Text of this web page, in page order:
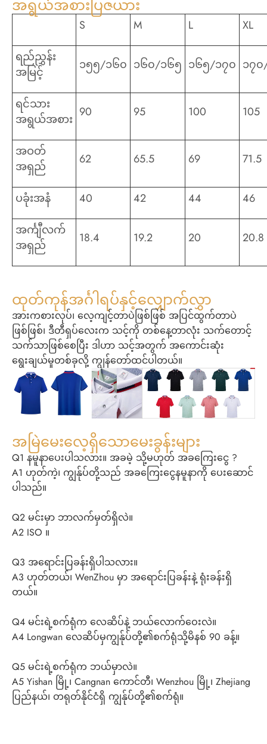
အရွယ်အစားပြဇယား
S M L XL
ရည်ညွှန်း
အမြင့်
၁၅၅/၁၆၀ ၁၆၀/၁၆၅ ၁၆၅/၁၇၀ ၁၇
ရင်သား
အရွယ်အစား 90 95 100 105
အဝတ်
အရှည်
62 65.5 69 71.5
ပခုံးအနံ 40 42 44 46
အင်္ကျီလက်
အရှည်
18.4 19.2 20 20.8
ထုတ်ကုန်အင်္ဂါရပ်နှင့်လျှောက်လွှာ
အားကစားလုပ်၊ လေ့ကျင့်တာပဲဖြစ်ဖြစ် အပြင်ထွက်တာပဲ
ဖြစ်ဖြစ်၊ ဒီတီရှပ်လေးက သင့်ကို တစ်နေ့တာလုံး သက်တောင့်
သက်သာဖြစ်စေပြီး ဒါဟာ သင့်အတွက် အကောင်းဆုံး
ရွေးချယ်မှုတစ်ခုလို့ ကျွန်တော်ထင်ပါတယ်။
အမြဲမေးလေ့ရှိသောမေးခွန်းများ
Q1 နမူနာပေးပါသလား။ အခမဲ့ သို့မဟုတ် အခကြေးငွေ ?
A1 ဟုတ်ကဲ့၊ ကျွန်ုပ်တို့သည် အခကြေးငွေနမူနာကို ပေးဆောင်
ပါသည်။
Q2 မင်းမှာ ဘာလက်မှတ်ရှိလဲ။
A2 ISO ။
Q3 အရောင်းပြခန်းရှိပါသလား။
A3 ဟုတ်တယ်၊ WenZhou မှာ အရောင်းပြခန်းနဲ့ ရုံးခန်းရှိ
တယ်။
Q4 မင်းရဲ့စက်ရုံက လေဆိပ်နဲ့ ဘယ်လောက်ဝေးလဲ။
A4 Longwan လေဆိပ်မှကျွန်ုပ်တို့၏စက်ရုံသို့မိနစ် 90 ခန့်။
Q5 မင်းရဲ့စက်ရုံက ဘယ်မှာလဲ။
A5 Yishan မြို့၊ Cangnan ကောင်တီ၊ Wenzhou မြို့၊ Zhejiang
ပြည်နယ်၊ တရုတ်နိုင်ငံရှိ ကျွန်ုပ်တို့၏စက်ရုံ။